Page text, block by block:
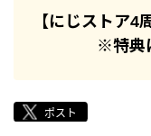
【にじストア4
※特典